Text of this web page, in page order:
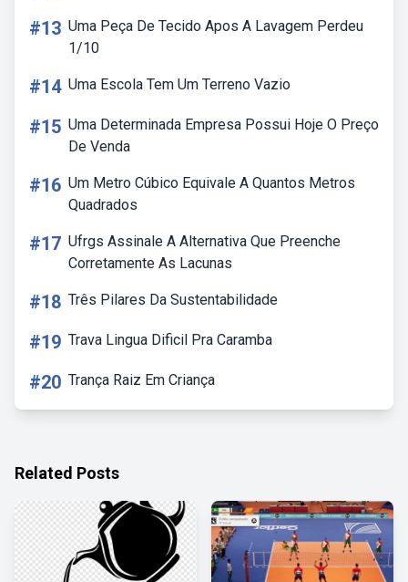
#13 Uma Peça De Tecido Apos A Lavagem Perdeu
1/10
#14 Uma Escola Tem Um Terreno Vazio
#15 Uma Determinada Empresa Possui Hoje O Preço
De Venda
#16 Um Metro Cúbico Equivale A Quantos Metros
Quadrados
#17 Ufrgs Assinale A Alternativa Que Preenche
Corretamente As Lacunas
#18 Três Pilares Da Sustentabilidade
#19 Trava Lingua Dificil Pra Caramba
#20 Trança Raiz Em Criança
Related Posts